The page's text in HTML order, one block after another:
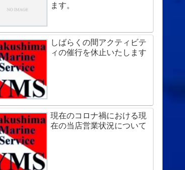
ます。
しばらくの間アクティビテ
ィの催行を休止いたします
現在のコロナ禍における現
在の当店営業状況について